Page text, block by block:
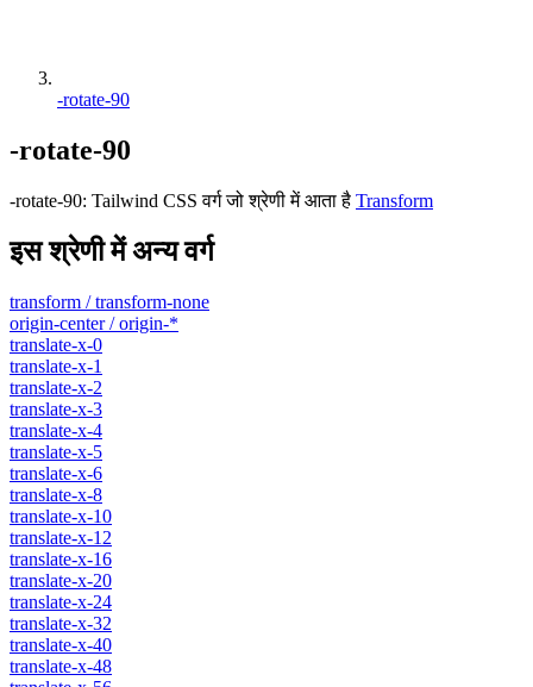
-rotate-90
-rotate-90
-rotate-90: Tailwind CSS वर्ग जो श्रेणी में आता है Transform
इस श्रेणी में अन्य वर्ग
transform / transform-none
origin-center / origin-*
translate-x-0
translate-x-1
translate-x-2
translate-x-3
translate-x-4
translate-x-5
translate-x-6
translate-x-8
translate-x-10
translate-x-12
translate-x-16
translate-x-20
translate-x-24
translate-x-32
translate-x-40
translate-x-48